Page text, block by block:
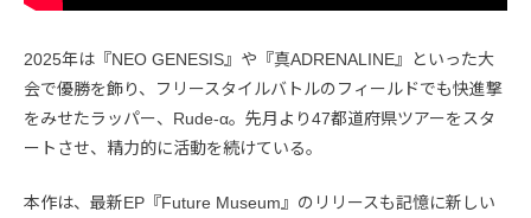
2025年は『NEO GENESIS』や『真ADRENALINE』といった大
会で優勝を飾り、フリースタイルバトルのフィールドでも快進撃
をみせたラッパー、Rude-α。先月より47都道府県ツアーをスタ
ートさせ、精力的に活動を続けている。
本作は、最新EP『Future Museum』のリリースも記憶に新しい